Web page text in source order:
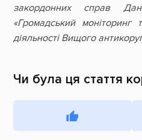
закордонних справ
«Громадський моніторинг
діяльності Вищого
Чи була ця стаття